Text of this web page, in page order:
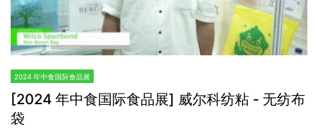
2024 年中食国际食品展
[2024 年中食国际食品展] 威尔科纺粘 - 无纺布
袋